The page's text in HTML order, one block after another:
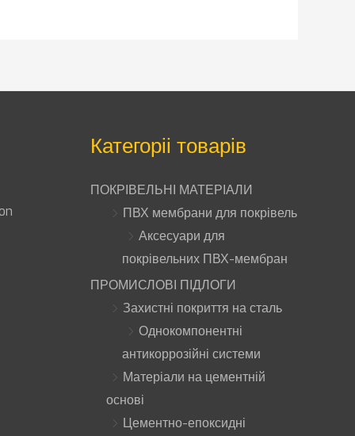
Категоріі товарів
ПОКРІВЕЛЬНІ МАТЕРІАЛИ
ПВХ мембрани для покрівель
Аксесуари для
покрівельних ПВХ-мембран
ПРОМИСЛОВІ ПІДЛОГИ
Захистні покриття на сталь
Однокомпонентні
антикоррозійні системи
Матеріали на цементній
основі
Цементно-епоксидні